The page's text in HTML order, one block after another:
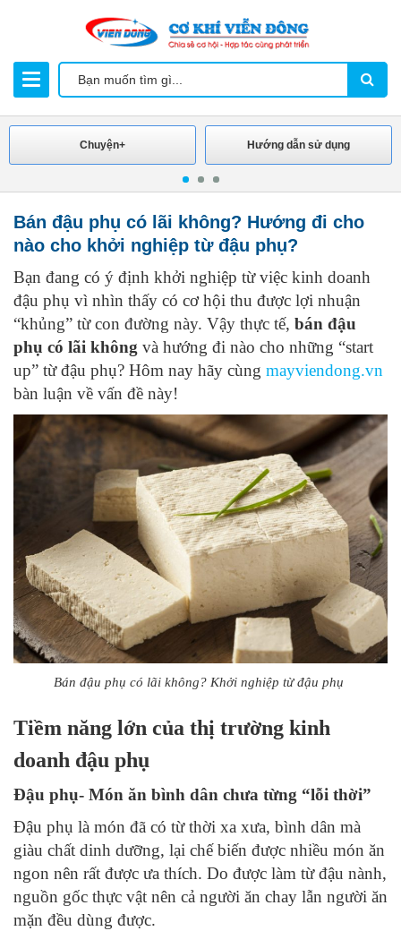
Chuyện+ Hướng dẫn sử dụng
Bán đậu phụ có lãi không? Hướng đi cho
nào cho khởi nghiệp từ đậu phụ?
Bạn đang có ý định khởi nghiệp từ việc kinh doanh
đậu phụ vì nhìn thấy có cơ hội thu được lợi nhuận
“khủng” từ con đường này. Vậy thực tế, bán đậu
phụ có lãi không và hướng đi nào cho những “start
up” từ đậu phụ? Hôm nay hãy cùng mayviendong.vn
bàn luận về vấn đề này!
Bán đậu phụ có lãi không? Khởi nghiệp từ đậu phụ
Tiềm năng lớn của thị trường kinh
doanh đậu phụ
Đậu phụ- Món ăn bình dân chưa từng “lỗi thời”
Đậu phụ là món đã có từ thời xa xưa, bình dân mà
giàu chất dinh dưỡng, lại chế biến được nhiều món ăn
ngon nên rất được ưa thích. Do được làm từ đậu nành,
nguồn gốc thực vật nên cả người ăn chay lẫn người ăn
mặn đều dùng được.